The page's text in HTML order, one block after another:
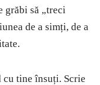
grăbi să „treci
de a simți, de a
cu tine însuți. Scrie